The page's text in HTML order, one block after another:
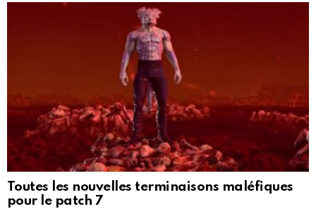
Toutes les nouvelles terminaisons maléfiques
pour le patch 7